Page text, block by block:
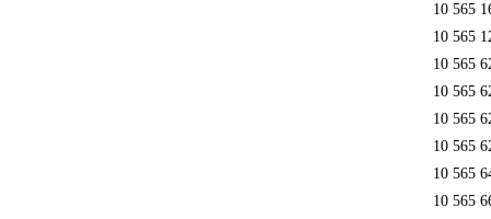
10 565
10 565
10 565
10 565
10 565
10 565
10 565
10 565